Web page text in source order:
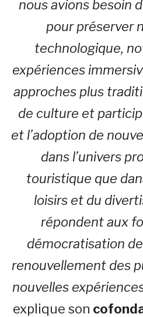
nous avions besoin
pour préserver
technologique,
expériences
approches plus
de culture et
et l’adoption de
dans l’univers
touristique que
loisirs et du
répondent aux
démocratisation
renouvellement des
nouvelles
explique son